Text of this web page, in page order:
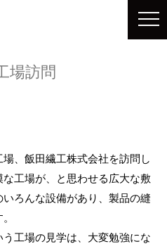
場訪問
、飯田繊工株式会社を訪問し
工場が、と思わせる広大な敷
ろんな設備があり、製品の縫
工場の見学は、大変勉強にな